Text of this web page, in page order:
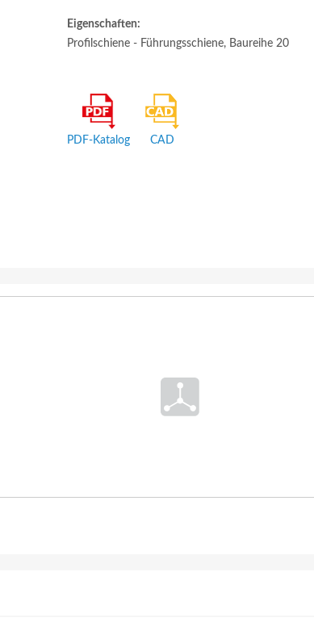
Eigenschaften:
Profilschiene - Führungsschiene, Baureihe 20
PDF-Katalog CAD